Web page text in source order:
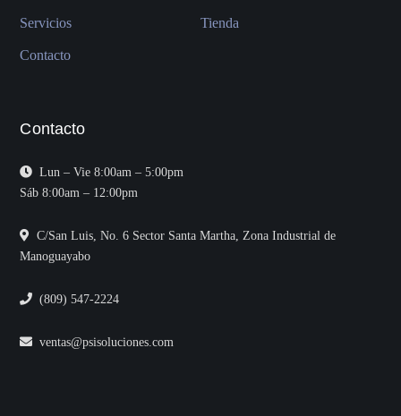
Servicios Tienda
Contacto
Contacto
Lun – Vie 8:00am – 5:00pm
Sáb 8:00am – 12:00pm
C/San Luis, No. 6 Sector Santa Martha, Zona Industrial de
Manoguayabo
(809) 547-2224
ventas@psisoluciones.com